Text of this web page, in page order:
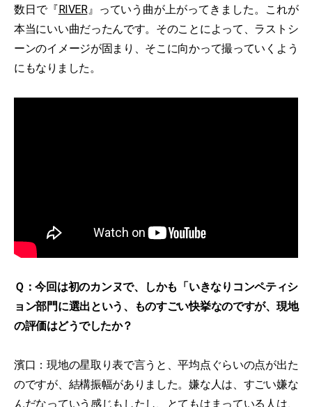
数日で『RIVER』っていう曲が上がってきました。これが
本当にいい曲だったんです。そのことによって、ラストシ
ーンのイメージが固まり、そこに向かって撮っていくよう
にもなりました。
Ｑ：今回は初のカンヌで、しかも「いきなりコンペティシ
ョン部門に選出という、ものすごい快挙なのですが、現地
の評価はどうでしたか？
濱口：現地の星取り表で言うと、平均点ぐらいの点が出た
のですが、結構振幅がありました。嫌な人は、すごい嫌な
んだなっていう感じもしたし、とてもはまっている人は、